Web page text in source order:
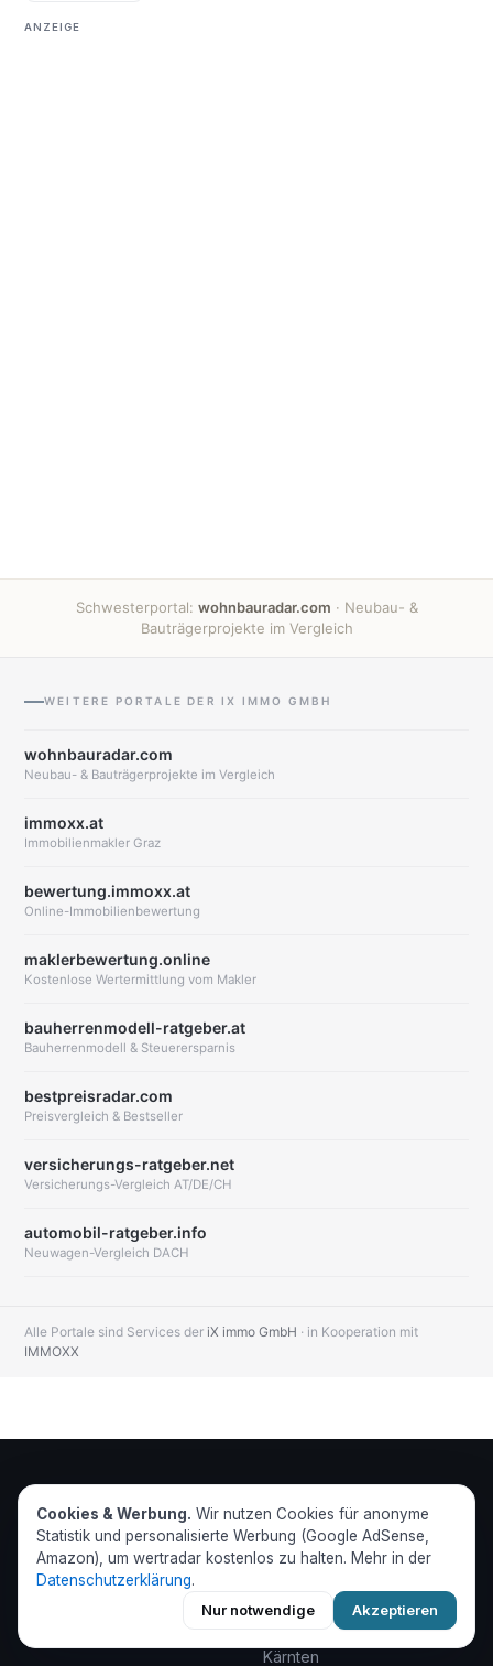
ANZEIGE
Schwesterportal: wohnbauradar.com · Neubau- &
Bauträgerprojekte im Vergleich
WEITERE PORTALE DER IX IMMO GMBH
wohnbauradar.com
Neubau- & Bauträgerprojekte im Vergleich
immoxx.at
Immobilienmakler Graz
bewertung.immoxx.at
Online-Immobilienbewertung
maklerbewertung.online
Kostenlose Wertermittlung vom Makler
bauherrenmodell-ratgeber.at
Bauherrenmodell & Steuerersparnis
bestpreisradar.com
Preisvergleich & Bestseller
versicherungs-ratgeber.net
Versicherungs-Vergleich AT/DE/CH
automobil-ratgeber.info
Neuwagen-Vergleich DACH
Alle Portale sind Services der iX immo GmbH · in Kooperation mit
IMMOXX
wertradar
Alle Immobilien Österreichs
— und sofort, ob der Preis
Wien
Niederösterreich
Oberösterreich
Steiermark
Kärnten
Cookies & Werbung. Wir nutzen Cookies für anonyme
Statistik und personalisierte Werbung (Google AdSense,
Amazon), um wertradar kostenlos zu halten. Mehr in der
Datenschutzerklärung.
Nur notwendige
Akzeptieren